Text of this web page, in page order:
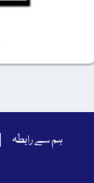
ہم سے رابطہ